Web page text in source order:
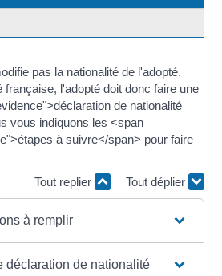
pas la nationalité de l'adopté.
française, l'adopté doit donc faire une
de nationalité
vous indiquons les <span
à suivre</span> pour faire
Tout replier
Tout déplier
à remplir
déclaration de nationalité